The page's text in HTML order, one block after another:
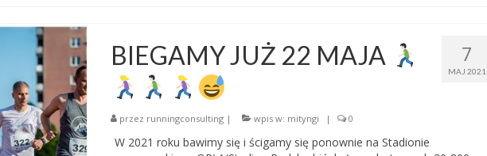
7
MAJ 2021
BIEGAMY JUŻ 22 MAJA
przez runningconsulting| wpis w: mityngi | 0
W 2021 roku bawimy się i ścigamy się ponownie na Stadionie